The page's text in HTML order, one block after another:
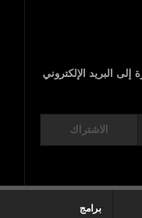
البريد الإلكتروني
الاشتراك
برامج